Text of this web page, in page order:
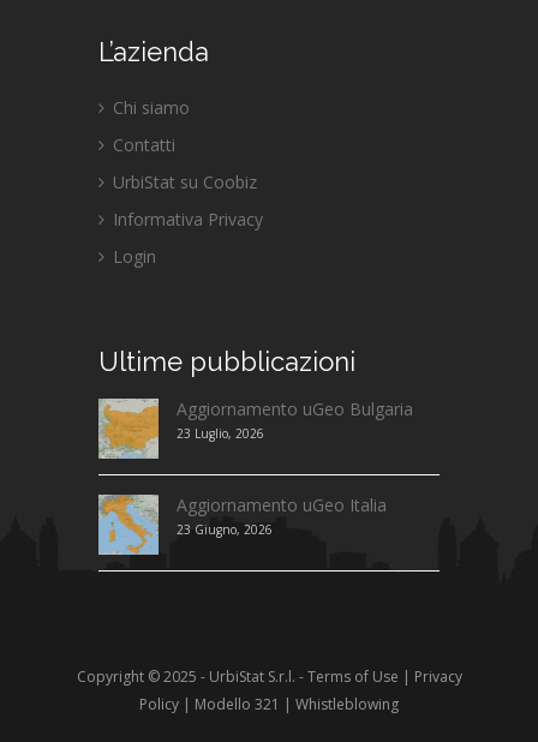
L’azienda
Chi siamo
Contatti
UrbiStat su Coobiz
Informativa Privacy
Login
Ultime pubblicazioni
Aggiornamento uGeo Bulgaria
23 Luglio, 2026
Aggiornamento uGeo Italia
23 Giugno, 2026
Copyright © 2025 - UrbiStat S.r.l. -Terms of Use | Privacy
Policy | Modello 321 | Whistleblowing